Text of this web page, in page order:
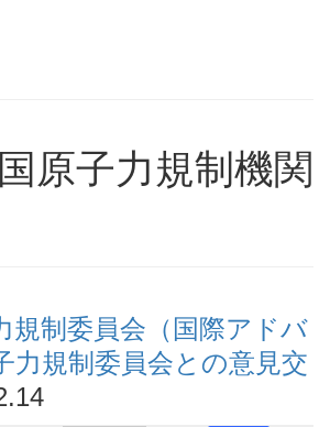
原子力規制機関
規制委員会（国際アドバ
力規制委員会との意見交